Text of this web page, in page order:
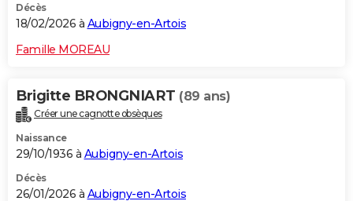
Décès
18/02/2026 à Aubigny-en-Artois
Famille MOREAU
Brigitte BRONGNIART (89 ans)
Créer une cagnotte obsèques
Naissance
29/10/1936 à Aubigny-en-Artois
Décès
26/01/2026 à Aubigny-en-Artois